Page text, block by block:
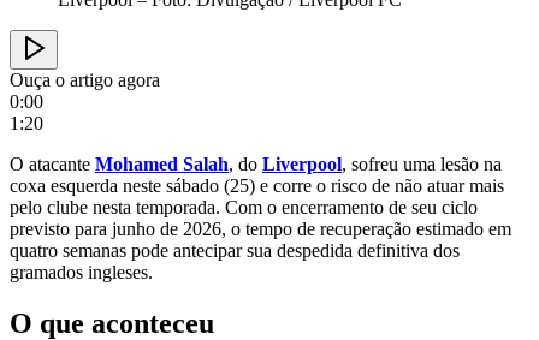
Ouça o artigo agora
0:00
1:20
O atacante Mohamed Salah, do Liverpool, sofreu uma lesão na
coxa esquerda neste sábado (25) e corre o risco de não atuar mais
pelo clube nesta temporada. Com o encerramento de seu ciclo
previsto para junho de 2026, o tempo de recuperação estimado em
quatro semanas pode antecipar sua despedida definitiva dos
gramados ingleses.
O que aconteceu